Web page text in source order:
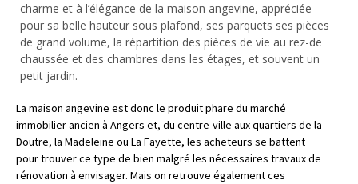
charme et à l’élégance de la maison angevine, appréciée
pour sa belle hauteur sous plafond, ses parquets ses pièces
de grand volume, la répartition des pièces de vie au rez-de
chaussée et des chambres dans les étages, et souvent un
petit jardin.
La maison angevine est donc le produit phare du marché
immobilier ancien à Angers et, du centre-ville aux quartiers de la
Doutre, la Madeleine ou La Fayette, les acheteurs se battent
pour trouver ce type de bien malgré les nécessaires travaux de
rénovation à envisager. Mais on retrouve également ces